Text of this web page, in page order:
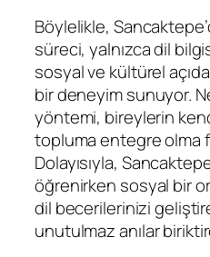
Böylelikle,
süreci, yalnızca dil
sosyal ve kültürel
bir deneyim sunuyor.
yöntemi, bireylerin
topluma entegre olma
Dolayısıyla,
öğrenirken sosyal bir
dil becerilerinizi
unutulmaz anılar